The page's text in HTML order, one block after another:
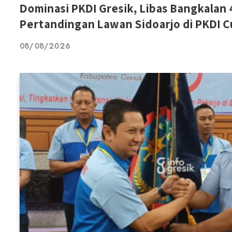
Dominasi PKDI Gresik, Libas Bangkalan
Pertandingan Lawan Sidoarjo di PKDI
08/08/2026